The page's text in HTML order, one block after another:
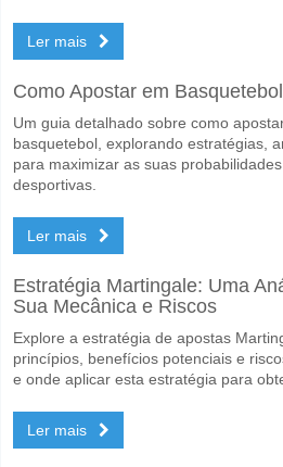
Será que ambas as equipas
Sim para Ambas as Equipas Marcam,
Qual é a previsão de
No lado arriscado, pode tentar o
Ler mais
Como Apostar em
Um guia detalhado sobre como
basquetebol, explorando estratégias,
para maximizar as suas
desportivas.
Ler mais
Estratégia Martingale: Uma
Sua Mecânica e Riscos
Explore a estratégia de apostas
princípios, benefícios potenciais e
e onde aplicar esta estratégia para
Ler mais